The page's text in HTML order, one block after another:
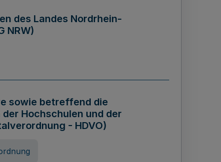
des Landes Nordrhein-
NRW)
sowie betreffend die
Hochschulen und der
- HDVO)